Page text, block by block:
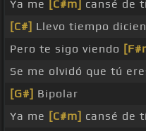
Ya me [C#m] cansé de ti
[C#] Llevo tiempo
Pero te sigo viendo
Se me olvidó que tú
[G#] Bipolar
Ya me [C#m] cansé de ti